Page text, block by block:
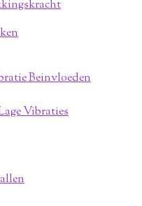
Beinvloeden
Vibraties